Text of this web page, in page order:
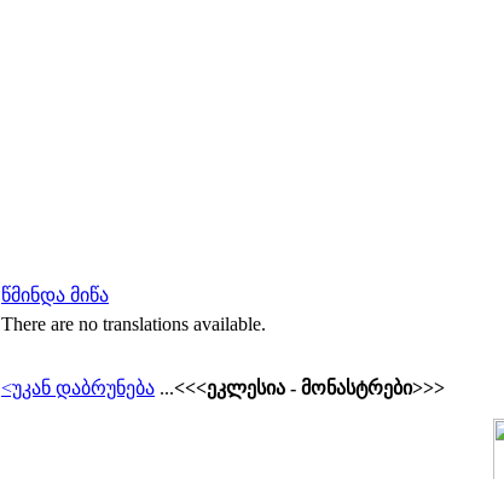
წმინდა მიწა
There are no translations available.
<უკან დაბრუნება ...<<<ეკლესია - მონასტრები>>>